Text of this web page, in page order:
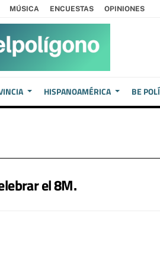
MÚSICA ENCUESTAS OPINIONES
HISPANOAMÉRICA BE
el 8M.